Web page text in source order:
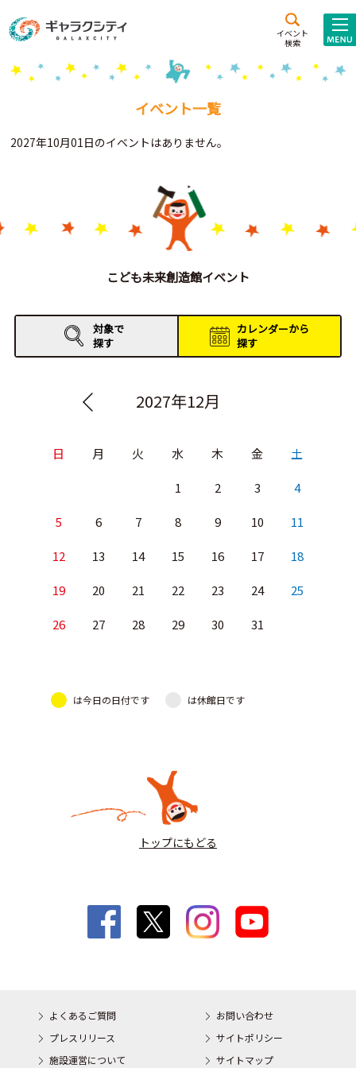
イベント
検索
施設案内
こども
西新井
施設･
Gがくえん
お知らせ
イベントレポート
イベント一覧
2027年10月01日のイベントはありません。
こども未来創造館イベント
対象で
探す
カレンダーから
探す
2027年12月
日 月 火 水 木 金 土
1 2 3 4
5 6 7 8 9 10 11
12 13 14 15 16 17 18
19 20 21 22 23 24 25
26 27 28 29 30 31
は今日の日付です は休館日です
トップにもどる
よくあるご質問
お問い合わせ
プレスリリース
サイトポリシー
施設運営について
サイトマップ